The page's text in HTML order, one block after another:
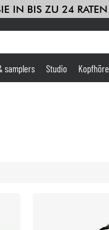
IN BIS ZU 24 RATEN
samplers Studio